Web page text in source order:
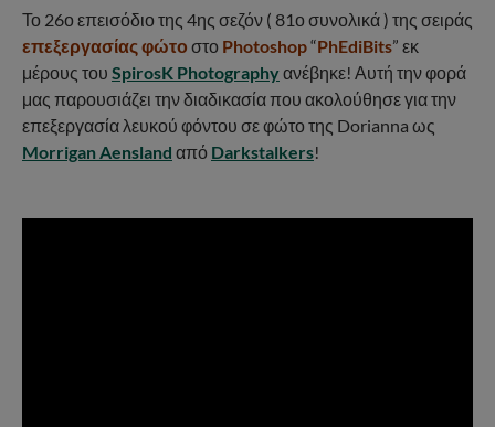
Το 26ο επεισόδιο της 4ης σεζόν ( 81ο συνολικά ) της σειράς
επεξεργασίας φώτο στο Photoshop“PhEdiBits” εκ
μέρους του SpirosK Photographyανέβηκε! Αυτή την φορά
μας παρουσιάζει την διαδικασία που ακολούθησε για την
επεξεργασία λευκού φόντου σε φώτο της Dorianna ως
Morrigan Aensland από Darkstalkers!